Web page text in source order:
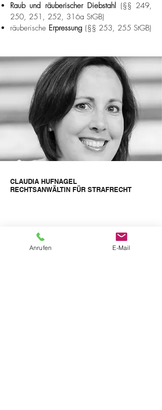
Raub und räuberischer Diebstahl (§§ 249,
250, 251, 252, 316a StGB)
räuberische Erpressung (§§ 253, 255 StGB)
CLAUDIA HUFNAGEL
RECHTSANWÄLTIN FÜR STRAFRECHT
Anrufen E-Mail